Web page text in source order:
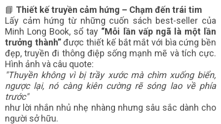
📘 Thiết kế truyền cảm hứng – Chạm đến trái tim
Lấy cảm hứng từ những cuốn sách best-seller của
Minh Long Book, sổ tay “Mỗi lần vấp ngã là một lần
trưởng thành”được thiết kế bắt mắt với bìa cứng bền
đẹp, truyền đi thông điệp sống mạnh mẽ và tích cực.
Hình ảnh và câu quote:
"Thuyền không vì bị trầy xước mà chìm xuống biển,
ngược lại, nó càng kiên cường rẽ sóng lao về phía
trước"
như lời nhắn nhủ nhẹ nhàng nhưng sâu sắc dành cho
người sở hữu.